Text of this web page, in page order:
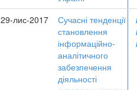
29-лис-2017
Сучасні тенденції
становлення
інформаційно-
аналітичного
забезпечення
діяльності